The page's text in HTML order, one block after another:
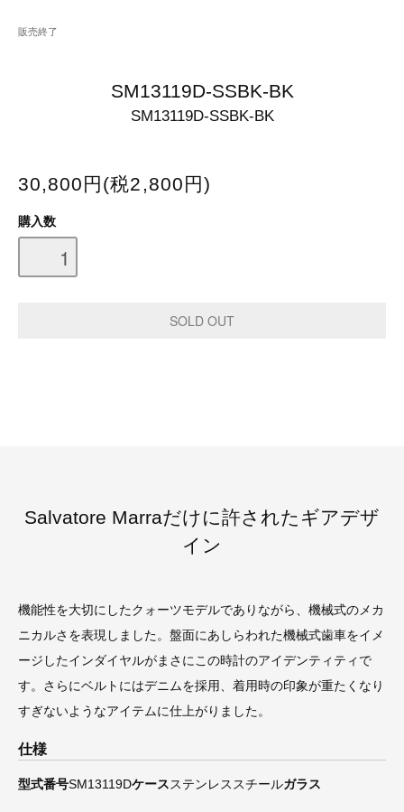
販売終了
SM13119D-SSBK-BK
SM13119D-SSBK-BK
30,800円(税2,800円)
購入数
Salvatore Marraだけに許されたギアデザ
イン
機能性を大切にしたクォーツモデルでありながら、機械式のメカ
ニカルさを表現しました。盤面にあしらわれた機械式歯車をイメ
ージしたインダイヤルがまさにこの時計のアイデンティティで
す。さらにベルトにはデニムを採用、着用時の印象が重たくなり
すぎないようなアイテムに仕上がりました。
仕様
型式番号SM13119Dケースステンレススチールガラス